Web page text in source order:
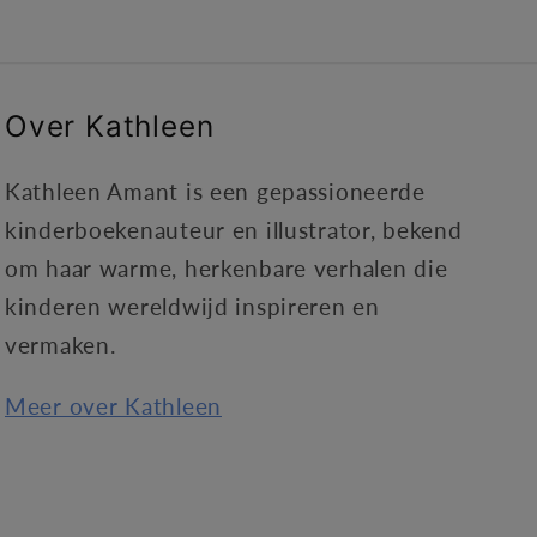
Over Kathleen
Kathleen Amant is een gepassioneerde
kinderboekenauteur en illustrator, bekend
om haar warme, herkenbare verhalen die
kinderen wereldwijd inspireren en
vermaken.
Meer over Kathleen